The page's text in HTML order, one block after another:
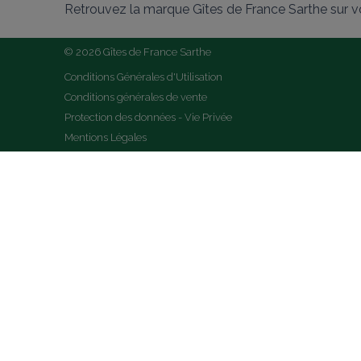
Retrouvez la marque Gîtes de France Sarthe sur
© 2026 Gîtes de France Sarthe
Conditions Générales d'Utilisation
Conditions générales de vente
Protection des données - Vie Privée
Mentions Légales